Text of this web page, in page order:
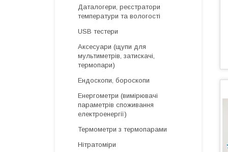
Даталогери, реєстратори
температури та вологості
USB тестери
Аксесуари (щупи для
мультиметрів, затискачі,
термопари)
Ендоскопи, бороскопи
Енергометри (вимірювачі
параметрів споживання
електроенергії)
Термометри з термопарами
Нітратоміри